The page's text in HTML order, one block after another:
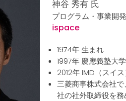
神谷 秀有 氏
プログラム・事業開
ispace
1974年 生まれ
1997年 慶應義塾大
2012年 IMD（スイ
三菱商事株式会社
社の社外取締役を